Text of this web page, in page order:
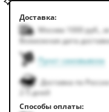
Доставка:
Москва 1000руб.
Возможная дата
Пункт самовывоза
Доставка по
2-5 дней
Способы оплаты: